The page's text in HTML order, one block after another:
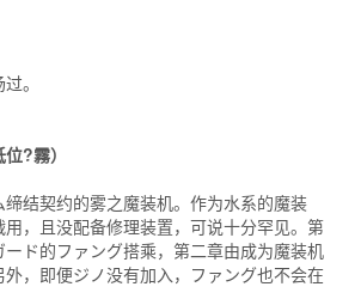
。
?霧）
结契约的雾之魔装机。作为水系的魔装
，且没配备修理装置，可说十分罕见。第
ド的ファング搭乘，第二章由成为魔装机
，即便ジノ没有加入，ファング也不会在